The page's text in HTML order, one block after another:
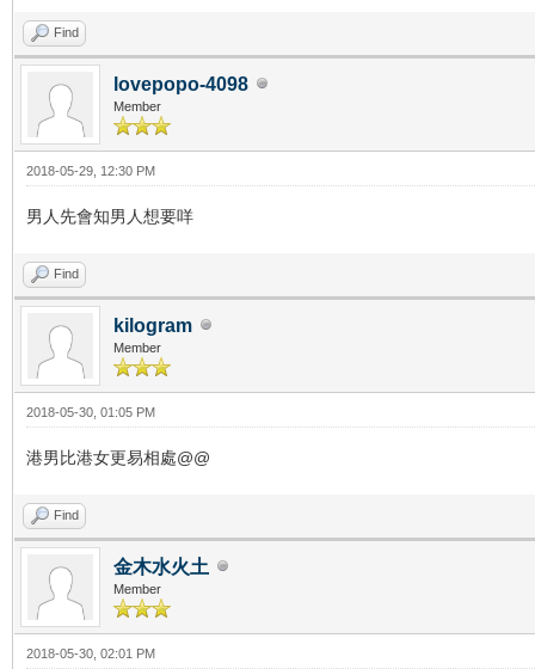
Find
lovepopo-4098
Member
2018-05-29, 12:30 PM
男人先會知男人想要咩
Find
kilogram
Member
2018-05-30, 01:05 PM
港男比港女更易相處@@
Find
金木水火土
Member
2018-05-30, 02:01 PM